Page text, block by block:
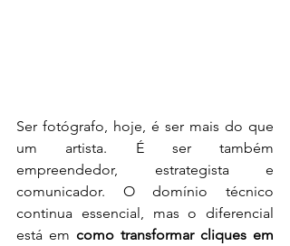
Ser fotógrafo, hoje, é ser mais do que
um artista. É ser também
empreendedor, estrategista e
comunicador. O domínio técnico
continua essencial, mas o diferencial
está em como transformar cliques em